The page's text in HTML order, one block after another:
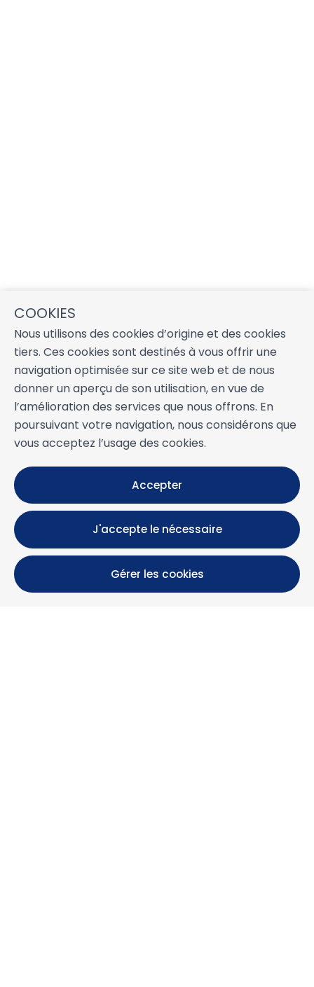
COOKIES
Nous utilisons des cookies d’origine et des cookies
tiers. Ces cookies sont destinés à vous offrir une
navigation optimisée sur ce site web et de nous
donner un aperçu de son utilisation, en vue de
l’amélioration des services que nous offrons. En
poursuivant votre navigation, nous considérons que
vous acceptez l’usage des cookies.
Accepter
J'accepte le nécessaire
Gérer les cookies